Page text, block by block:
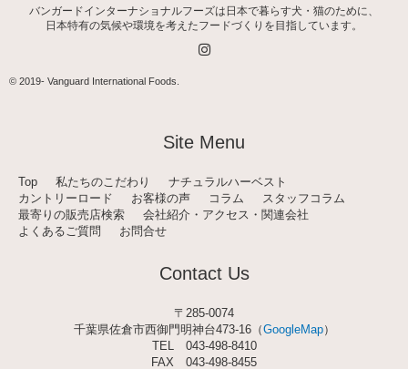
バンガードインターナショナルフーズは日本で暮らす犬・猫のために、
日本特有の気候や環境を考えたフードづくりを目指しています。
I
n
a
m
© 2019- Vanguard International Foods
Site Menu
Top 私たちのこだわり
ナチュラルハーベスト
カントリーロード
お客様の声 コラム
スタッフコラム
最寄りの販売店検索
会社紹介・アクセス・関連会社
よくあるご質問
お問合せ
Contact Us
〒285-0074
千葉県佐倉市西御門明神台473-16（GoogleMap）
TEL 043-498-8410
FAX 043-498-8455